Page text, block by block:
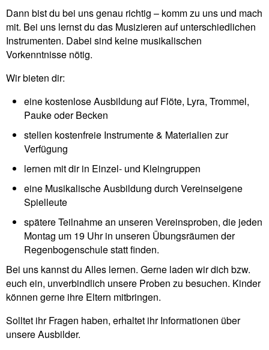
Dann bist du bei uns genau richtig – komm zu uns und mach
mit. Bei uns lernst du das Musizieren auf unterschiedlichen
Instrumenten. Dabei sind keine musikalischen
Vorkenntnisse nötig.
Wir bieten dir:
eine kostenlose Ausbildung auf Flöte, Lyra, Trommel,
Pauke oder Becken
stellen kostenfreie Instrumente & Materialien zur
Verfügung
lernen mit dir in Einzel- und Kleingruppen
eine Musikalische Ausbildung durch Vereinseigene
Spielleute
spätere Teilnahme an unseren Vereinsproben, die jeden
Montag um 19 Uhr in unseren Übungsräumen der
Regenbogenschule statt finden.
Bei uns kannst du Alles lernen. Gerne laden wir dich bzw.
euch ein, unverbindlich unsere Proben zu besuchen. Kinder
können gerne ihre Eltern mitbringen.
Solltet ihr Fragen haben, erhaltet ihr Informationen über
unsere Ausbilder.